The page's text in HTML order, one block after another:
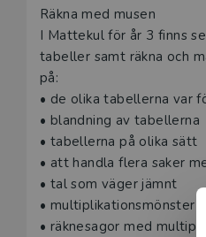
Räkna med musen
I Mattekul för år 3 finns
tabeller samt räkna och
på:
• de olika tabellerna var
• blandning av tabellerna
• tabellerna på olika sätt
• att handla flera saker
• tal som väger jämnt
• multiplikationsmönster
• räknesagor med